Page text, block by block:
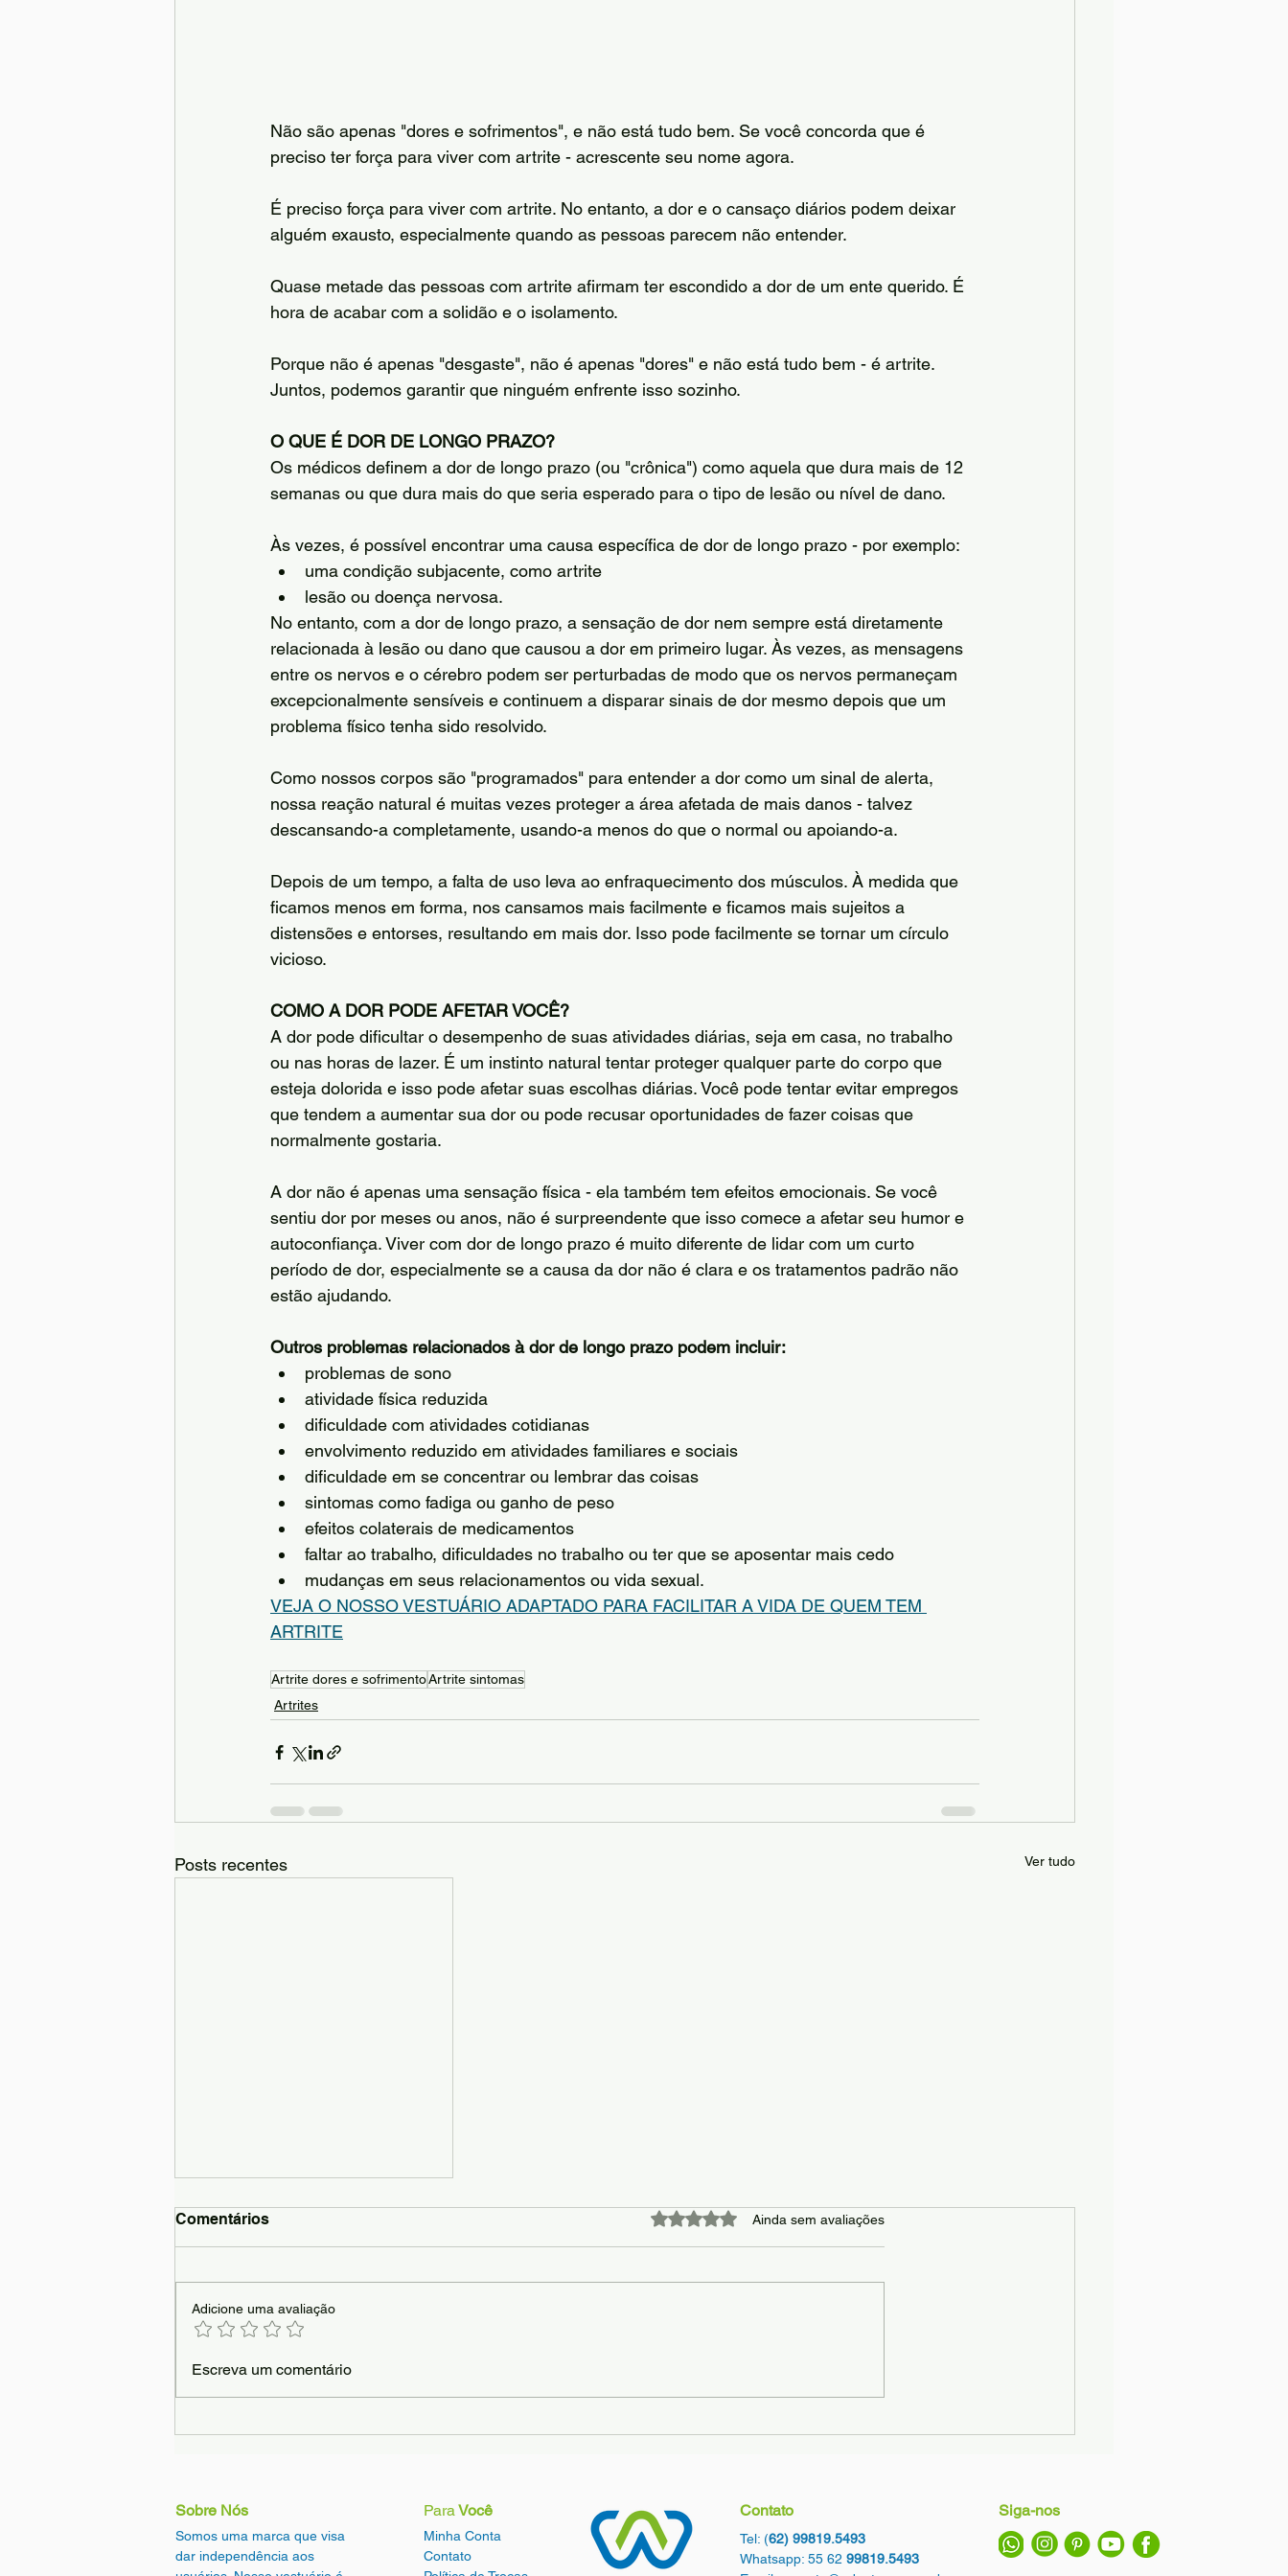
Não são apenas "dores e sofrimentos", e não está tudo bem. Se você concorda que é
preciso ter força para viver com artrite - acrescente seu nome agora.
É preciso força para viver com artrite. No entanto, a dor e o cansaço diários podem deixar
alguém exausto, especialmente quando as pessoas parecem não entender.
Quase metade das pessoas com artrite afirmam ter escondido a dor de um ente querido. É
hora de acabar com a solidão e o isolamento.
Porque não é apenas "desgaste", não é apenas "dores" e não está tudo bem - é artrite.
Juntos, podemos garantir que ninguém enfrente isso sozinho.
O QUE É DOR DE LONGO PRAZO?
Os médicos definem a dor de longo prazo (ou "crônica") como aquela que dura mais de 12
semanas ou que dura mais do que seria esperado para o tipo de lesão ou nível de dano.
Às vezes, é possível encontrar uma causa específica de dor de longo prazo - por exemplo:
uma condição subjacente, como artrite
lesão ou doença nervosa.
No entanto, com a dor de longo prazo, a sensação de dor nem sempre está diretamente
relacionada à lesão ou dano que causou a dor em primeiro lugar. Às vezes, as mensagens
entre os nervos e o cérebro podem ser perturbadas de modo que os nervos permaneçam
excepcionalmente sensíveis e continuem a disparar sinais de dor mesmo depois que um
problema físico tenha sido resolvido.
Como nossos corpos são "programados" para entender a dor como um sinal de alerta,
nossa reação natural é muitas vezes proteger a área afetada de mais danos - talvez
descansando-a completamente, usando-a menos do que o normal ou apoiando-a.
Depois de um tempo, a falta de uso leva ao enfraquecimento dos músculos. À medida que
ficamos menos em forma, nos cansamos mais facilmente e ficamos mais sujeitos a
distensões e entorses, resultando em mais dor. Isso pode facilmente se tornar um círculo
vicioso.
COMO A DOR PODE AFETAR VOCÊ?
A dor pode dificultar o desempenho de suas atividades diárias, seja em casa, no trabalho
ou nas horas de lazer. É um instinto natural tentar proteger qualquer parte do corpo que
esteja dolorida e isso pode afetar suas escolhas diárias. Você pode tentar evitar empregos
que tendem a aumentar sua dor ou pode recusar oportunidades de fazer coisas que
normalmente gostaria.
A dor não é apenas uma sensação física - ela também tem efeitos emocionais. Se você
sentiu dor por meses ou anos, não é surpreendente que isso comece a afetar seu humor e
autoconfiança. Viver com dor de longo prazo é muito diferente de lidar com um curto
período de dor, especialmente se a causa da dor não é clara e os tratamentos padrão não
estão ajudando.
Outros problemas relacionados à dor de longo prazo podem incluir:
problemas de sono
atividade física reduzida
dificuldade com atividades cotidianas
envolvimento reduzido em atividades familiares e sociais
dificuldade em se concentrar ou lembrar das coisas
sintomas como fadiga ou ganho de peso
efeitos colaterais de medicamentos
faltar ao trabalho, dificuldades no trabalho ou ter que se aposentar mais cedo
mudanças em seus relacionamentos ou vida sexual.
VEJA O NOSSO VESTUÁRIO ADAPTADO PARA FACILITAR A VIDA DE QUEM TEM
ARTRITE
Artrite dores e sofrimentoArtrite sintomas
Artrites
Posts recentes Ver tudo
A Previdência Social e as
Comentários Avaliado com 0 de 5 estrelas.
Ainda sem avaliações
Adicione uma avaliação
Escreva um comentário
​Sobre Nós
Somos uma marca que visa
dar independência aos
Para Você
Minha Conta
Contato
Contato
Tel: (62) 99819.5493
Whatsapp: 55 62 99819.5493
Siga-nos